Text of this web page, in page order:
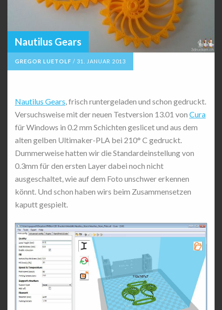
Nautilus Gears
GREGOR LUETOLF / 31. JANUAR 2013
Nautilus Gears , frisch runtergeladen und schon gedruckt.
Versuchsweise mit der neuen Testversion 13.01 von Cura
für Windows in 0.2 mm Schichten geslicet und aus dem
alten gelben Ultimaker-PLA bei 210° C gedruckt.
Dummerweise hatten wir die Standardeinstellung von
0.3mm für den ersten Layer dabei noch nicht
ausgeschaltet, wie auf dem Foto unschwer erkennen
könnt. Und schon haben wirs beim Zusammensetzen
kaputt gespielt.